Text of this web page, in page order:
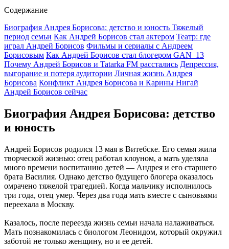
Содержание
Биография Андрея Борисова: детство и юность Тяжелый
период семьи Как Андрей Борисов стал актером Театр: где
играл Андрей Борисов Фильмы и сериалы с Андреем
Борисовым Как Андрей Борисов стал блогером GAN_13
Почему Андрей Борисов и Tatarka FM расстались Депрессия,
выгорание и потеря аудитории Личная жизнь Андрея
Борисова Конфликт Андрея Борисова и Карины Нигай
Андрей Борисов сейчас
Биография Андрея Борисова: детство
и юность
Андрей Борисов родился 13 мая в Витебске. Его семья жила
творческой жизнью: отец работал клоуном, а мать уделяла
много времени воспитанию детей — Андрея и его старшего
брата Василия. Однако детство будущего блогера оказалось
омрачено тяжелой трагедией. Когда мальчику исполнилось
три года, отец умер. Через два года мать вместе с сыновьями
переехала в Москву.
Казалось, после переезда жизнь семьи начала налаживаться.
Мать познакомилась с биологом Леонидом, который окружил
заботой не только женщину, но и ее детей.